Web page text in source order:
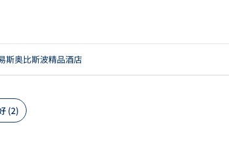
斯奥比斯波精品酒店
(2)